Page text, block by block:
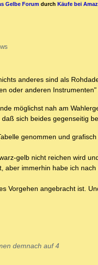
Gelbe Forum durch Käufe bei
anderes sind als
oder anderen
möglichst nah am
sich beides gegenseitig
genommen und
gelb nicht reichen wird
immerhin habe ich
Vorgehen angebracht ist.
demnach auf 4